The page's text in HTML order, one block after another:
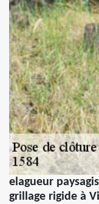
elagueur
grillage rigide à